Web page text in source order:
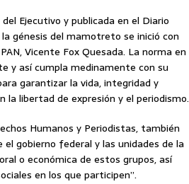
Ejecutivo y publicada en el Diario
génesis del mamotreto se inició con
Vicente Fox Quesada. La norma en
y así cumpla medinamente con su
garantizar la vida, integridad y
la libertad de expresión y el periodismo.
Humanos y Periodistas, también
gobierno federal y las unidades de la
o económica de estos grupos, así
en los que participen”.